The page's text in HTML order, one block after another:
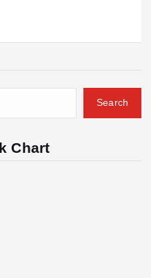
Search
Chart